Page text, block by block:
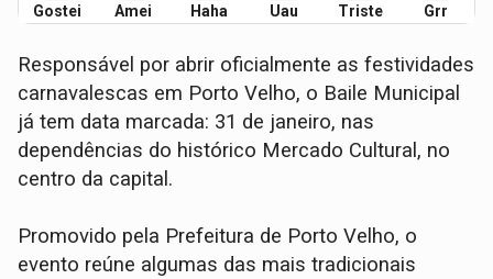
Gostei Amei Haha Uau Triste Grr
Responsável por abrir oficialmente as festividades
carnavalescas em Porto Velho, o Baile Municipal
já tem data marcada: 31 de janeiro, nas
dependências do histórico Mercado Cultural, no
centro da capital.
Promovido pela Prefeitura de Porto Velho, o
evento reúne algumas das mais tradicionais